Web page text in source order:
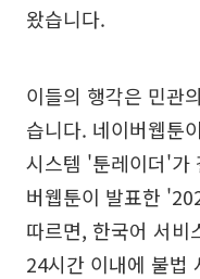
왔습니다.
이들의 행각은 민관
습니다. 네이버웹툰
시스템 '툰레이더'가
버웹툰이 발표한
따르면, 한국어 서비
24시간 이내에 불법